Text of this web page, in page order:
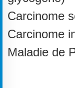
Carcinome
Carcinome
Maladie de